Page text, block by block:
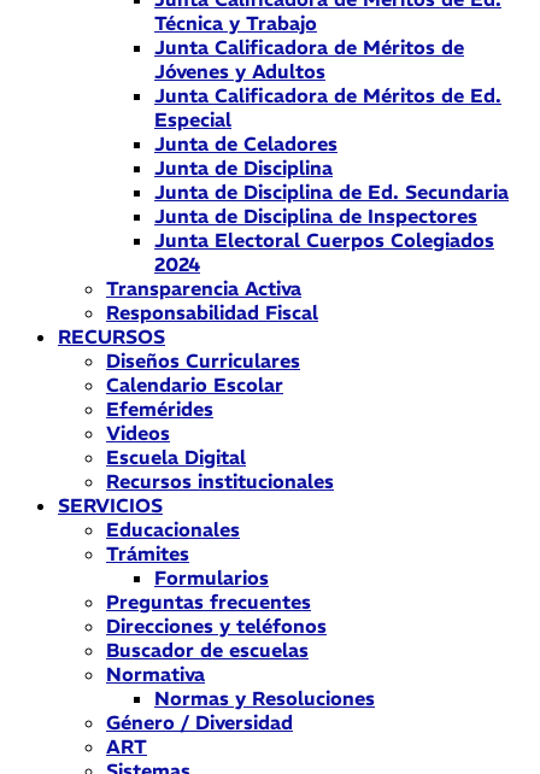
Técnica y Trabajo
Junta Calificadora de Méritos de
Jóvenes y Adultos
Junta Calificadora de Méritos de Ed.
Especial
Junta de Celadores
Junta de Disciplina
Junta de Disciplina de Ed. Secundaria
Junta de Disciplina de Inspectores
Junta Electoral Cuerpos Colegiados
2024
Transparencia Activa
Responsabilidad Fiscal
RECURSOS
Diseños Curriculares
Calendario Escolar
Efemérides
Videos
Escuela Digital
Recursos institucionales
SERVICIOS
Educacionales
Trámites
Formularios
Preguntas frecuentes
Direcciones y teléfonos
Buscador de escuelas
Normativa
Normas y Resoluciones
Género / Diversidad
ART